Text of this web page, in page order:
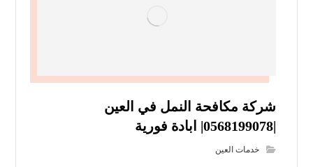
شركة مكافحة النمل في العين
|0568199078| ابادة فورية
خدمات العين